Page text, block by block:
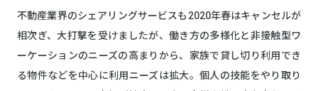
不動産業界のシェアリングサービスも2020年春はキャンセルが
相次ぎ、大打撃を受けましたが、働き方の多様化と非接触型ワ
ーケーションのニーズの高まりから、家族で貸し切り利用でき
る物件などを中心に利用ニーズは拡大。個人の技能をやり取り